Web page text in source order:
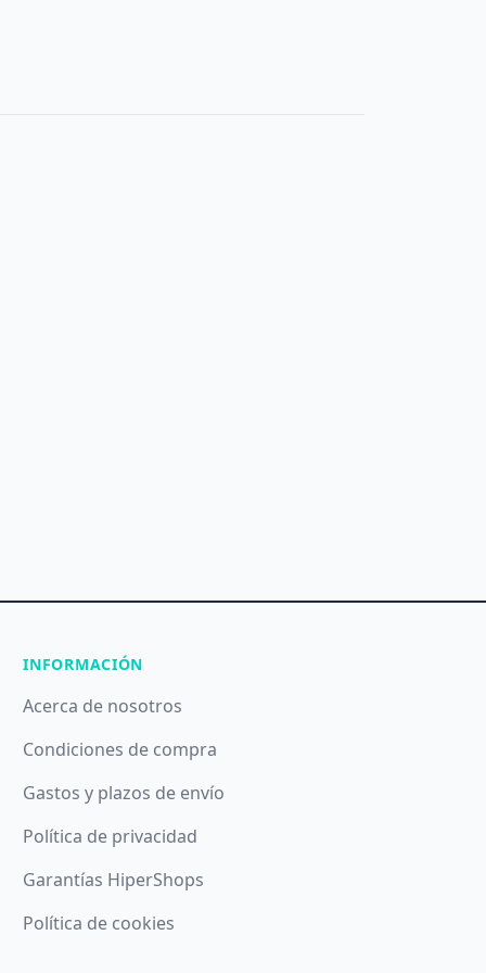
INFORMACIÓN
Acerca de nosotros
Condiciones de compra
Gastos y plazos de envío
Política de privacidad
Garantías HiperShops
Política de cookies